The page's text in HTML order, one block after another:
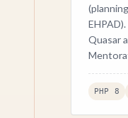
Quasar
PHP 8